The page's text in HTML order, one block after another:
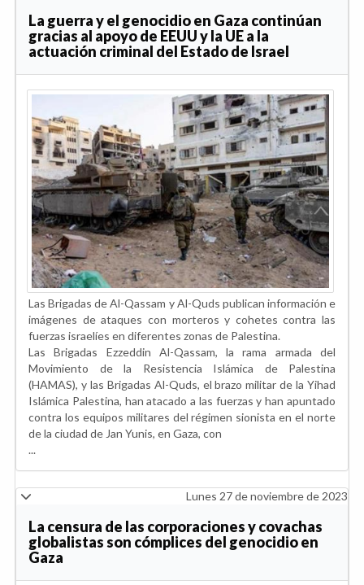
La guerra y el genocidio en Gaza continúan
gracias al apoyo de EEUU y la UE a la
actuación criminal del Estado de Israel
Las Brigadas de Al-Qassam y Al-Quds publican información e
imágenes de ataques con morteros y cohetes contra las
fuerzas israelíes en diferentes zonas de Palestina.
Las Brigadas Ezzeddin Al-Qassam, la rama armada del
Movimiento de la Resistencia Islámica de Palestina
(HAMAS), y las Brigadas Al-Quds, el brazo militar de la Yihad
Islámica Palestina, han atacado a las fuerzas y han apuntado
contra los equipos militares del régimen sionista en el norte
de la ciudad de Jan Yunis, en Gaza, con
...
Lunes 27 de noviembre de 2023
La censura de las corporaciones y covachas
globalistas son cómplices del genocidio en
Gaza